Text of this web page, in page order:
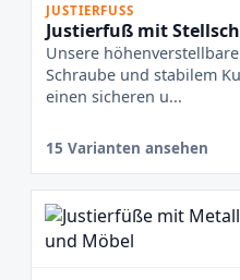
JUSTIERFUSS
Justierfuß mit
Unsere
Schraube und stabilem
einen sicheren u...
15 Varianten ansehen